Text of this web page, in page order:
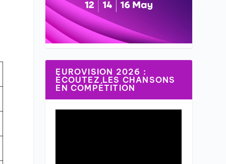
EUROVISION 2026 :
ÉCOUTEZ LES CHANSONS
EN COMPÉTITION